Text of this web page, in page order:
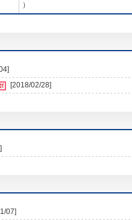
）
[2018/02/28]
07]